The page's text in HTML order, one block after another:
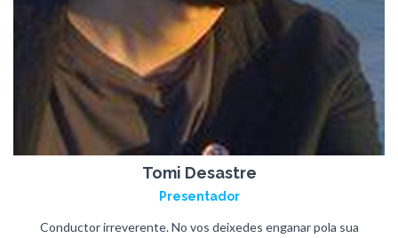
Tomi Desastre
Presentador
Conductor irreverente. No vos deixedes enganar pola sua